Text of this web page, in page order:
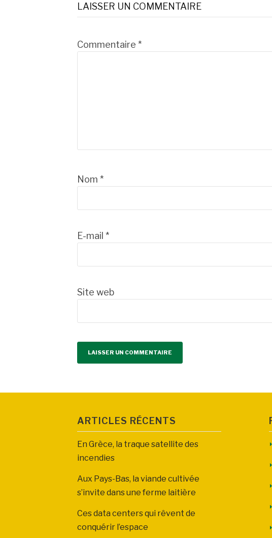
suite
LAISSER UN COMMENTAIRE
Commentaire *
Nom *
E-mail *
Site web
ARTICLES RÉCENTS
En Grèce, la traque satellite des
incendies
Aux Pays-Bas, la viande cultivée
s’invite dans une ferme laitière
Ces data centers qui rêvent de
conquérir l’espace